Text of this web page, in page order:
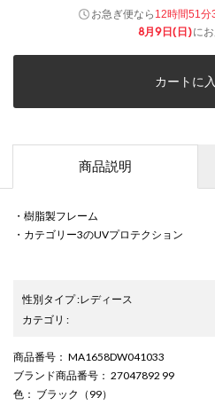
お急ぎ便なら 12時間51分
8月9日(日)に
カートに
商品説明
・樹脂製フレーム
・カテゴリー3のUVプロテクション
性別タイプ:レディース
カテゴリ :
商品番号 ： MA1658DW041033
ブランド商品番号 ： 27047892 99
色 ： ブラック（99）